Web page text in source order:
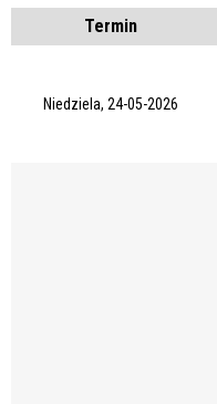
Kategoria
Trwające w zakresie
Termin
Niedziela, 24-05-2026